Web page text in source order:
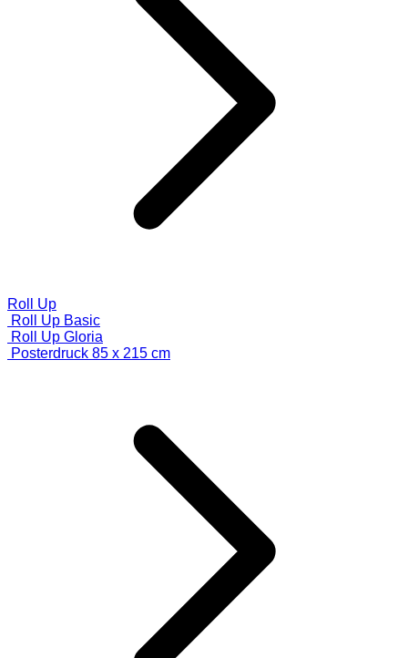
Roll Up
Roll Up Basic
Roll Up Gloria
Posterdruck 85 x 215 cm